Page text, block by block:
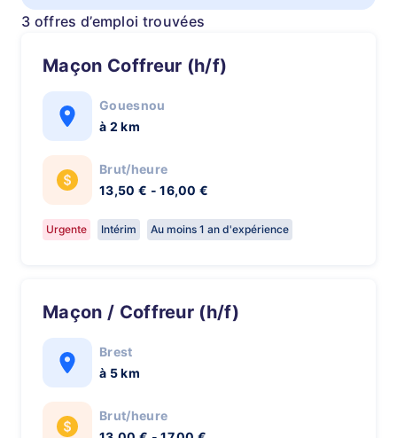
3 offres d’emploi trouvées
Maçon Coffreur (h/f)
Gouesnou
à 2 km
Brut/heure
13,50 € - 16,00 €
Urgente Intérim Au moins 1 an d'expérience
Maçon / Coffreur (h/f)
Brest
à 5 km
Brut/heure